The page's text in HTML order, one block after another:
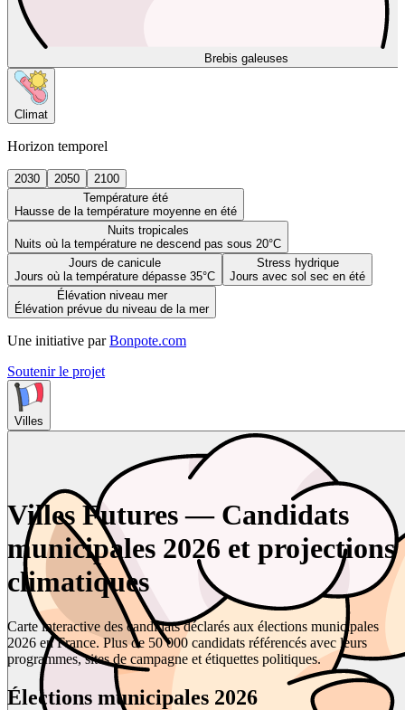
Brebis galeuses
Climat
Horizon temporel
2030 2050
2100
Température été
Hausse de la température moyenne en été
Nuits tropicales
Nuits où la température ne descend pas sous 20°C
Jours de canicule
Jours où la température dépasse 35°C
Stress hydrique
Jours avec sol sec en été
Élévation niveau mer
Élévation prévue du niveau de la mer
Une initiative par Bonpote.com
Soutenir le projet
Villes
Villes Futures — Candidats
municipales 2026 et projections
climatiques
Carte interactive des candidats déclarés aux élections municipales
2026 en France. Plus de 50 000 candidats référencés avec leurs
programmes, sites de campagne et étiquettes politiques.
Élections municipales 2026